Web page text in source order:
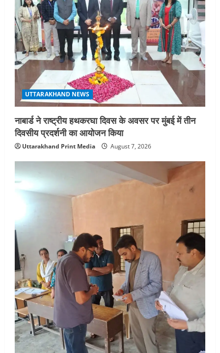
UTTARAKHAND NEWS
नाबार्ड ने राष्ट्रीय हथकरघा दिवस के अवसर पर मुंबई में तीन
दिवसीय प्रदर्शनी का आयोजन किया
Uttarakhand Print Media August 7, 2026